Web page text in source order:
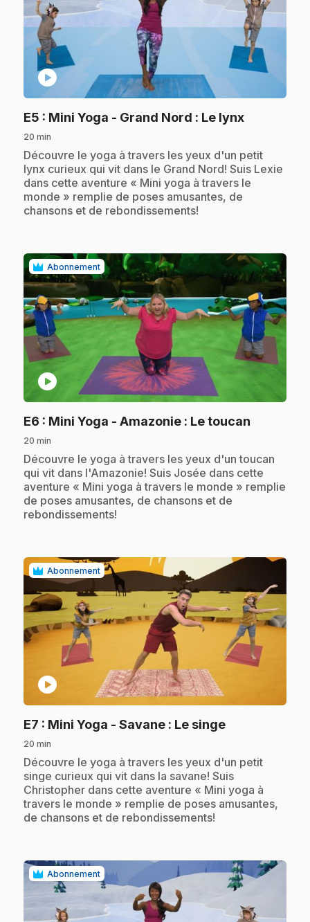
play_circle
E5 : Mini Yoga - Grand Nord : Le lynx.
20 min
.Découvre le yoga à travers les yeux d'un petit
lynx curieux qui vit dans le Grand Nord! Suis Lexie
dans cette aventure « Mini yoga à travers le
monde » remplie de poses amusantes, de
chansons et de rebondissements!
Abonnement
play_circle
E6 : Mini Yoga - Amazonie : Le toucan
20 min
.Découvre le yoga à travers les yeux d'un toucan
qui vit dans l'Amazonie! Suis Josée dans cette
aventure « Mini yoga à travers le monde » remplie
de poses amusantes, de chansons et de
rebondissements!
Abonnement
play_circle
E7 : Mini Yoga - Savane : Le singe.
20 min
.Découvre le yoga à travers les yeux d'un petit
singe curieux qui vit dans la savane! Suis
Christopher dans cette aventure « Mini yoga à
travers le monde » remplie de poses amusantes,
de chansons et de rebondissements!
Abonnement